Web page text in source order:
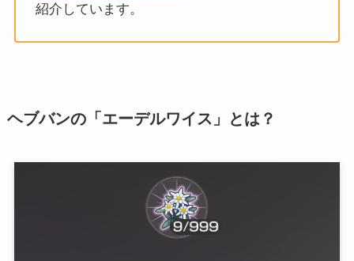
紹介しています。
ヘブバンの「エーデルワイス」とは？